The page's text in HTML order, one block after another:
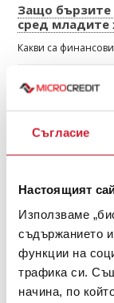
Съгласие
Настоящият
Използваме
съдържанието
функции на
трафика си.
начина, по
Защо бързите
сред младите
Какви са
АВГУСТ 2023